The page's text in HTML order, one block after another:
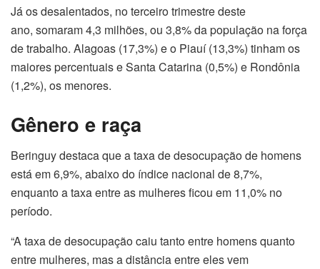
Já os desalentados, no terceiro trimestre deste
ano, somaram 4,3 milhões, ou 3,8% da população na força
de trabalho. Alagoas (17,3%) e o Piauí (13,3%) tinham os
maiores percentuais e Santa Catarina (0,5%) e Rondônia
(1,2%), os menores.
Gênero e raça
Beringuy destaca que a taxa de desocupação de homens
está em 6,9%, abaixo do índice nacional de 8,7%,
enquanto a taxa entre as mulheres ficou em 11,0% no
período.
“A taxa de desocupação caiu tanto entre homens quanto
entre mulheres, mas a distância entre eles vem